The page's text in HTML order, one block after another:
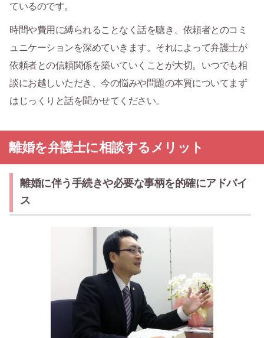
ているのです。
時間や費用に縛られることなく話を聴き、依頼者とのコミ
ュニケーションを深めていきます。それによって弁護士が
依頼者との信頼関係を築いていくことが大切。いつでも相
談にお越しいただき、今の悩みや問題の本質についてまず
はじっくりと話を聞かせてください。
離婚を弁護士に相談するメリット
離婚に伴う手続きや必要な事柄を的確にアドバイ
ス